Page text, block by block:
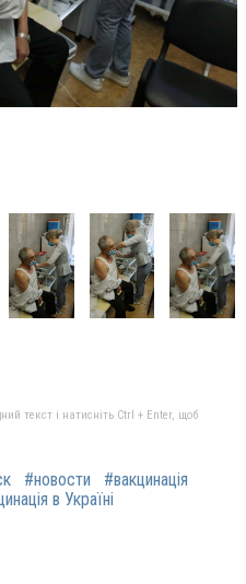
текст і натисніть Ctrl + Enter, щоб
#новости
#вакцинація
в Україні